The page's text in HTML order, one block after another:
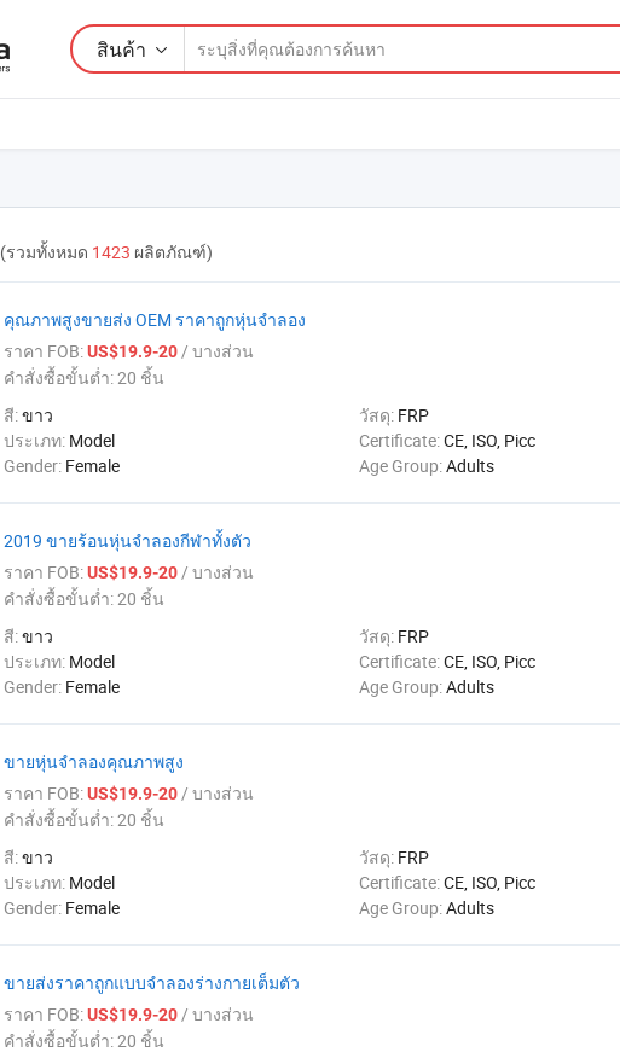
สินค้า
(รวมทั้งหมด 1423 ผลิตภัณฑ์)
คุณภาพสูงขายส่ง OEM ราคาถูกหุ่นจำลอง
ราคา FOB:US$19.9-20/ บางส่วน
คำสั่งซื้อขั้นต่ำ:20 ชิ้น
สี:ขาว วัสดุ: FRP
ประเภท: Model Certificate:CE, ISO, Picc
Gender: Female Age Group:Adults
2019 ขายร้อนหุ่นจำลองกีฬาทั้งตัว
ราคา FOB:US$19.9-20/ บางส่วน
คำสั่งซื้อขั้นต่ำ:20 ชิ้น
สี:ขาว วัสดุ: FRP
ประเภท: Model Certificate:CE, ISO, Picc
Gender: Female Age Group:Adults
ขายหุ่นจำลองคุณภาพสูง
ราคา FOB:US$19.9-20/ บางส่วน
คำสั่งซื้อขั้นต่ำ:20 ชิ้น
สี:ขาว วัสดุ: FRP
ประเภท: Model Certificate:CE, ISO, Picc
Gender: Female Age Group:Adults
ขายส่งราคาถูกแบบจำลองร่างกายเต็มตัว
ราคา FOB:US$19.9-20/ บางส่วน
คำสั่งซื้อขั้นต่ำ:20 ชิ้น